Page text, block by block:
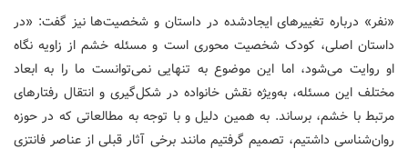
«نفر» درباره تغییرهای ایجادشده در داستان و شخصیت‌ها نیز گفت: «در
داستان اصلی، کودک شخصیت محوری است و مسئله خشم از زاویه نگاه
او روایت می‌شود، اما این موضوع به تنهایی نمی‌توانست ما را به ابعاد
مختلف این مسئله، به‌ویژه نقش خانواده در شکل‌گیری و انتقال رفتارهای
مرتبط با خشم، برساند. به همین دلیل و با توجه به مطالعاتی که در حوزه
روان‌شناسی داشتیم، تصمیم گرفتیم مانند برخی آثار قبلی از عناصر فانتزی